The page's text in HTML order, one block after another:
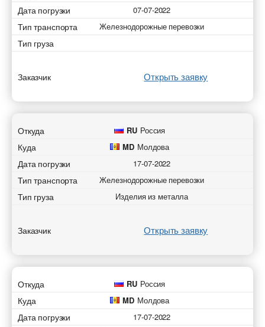
Дата погрузки 07-07-2022
Тип транспорта Железнодорожные перевозки
Тип груза
Заказчик Открыть заявку
Откуда RU Россия
Куда MD Молдова
Дата погрузки 17-07-2022
Тип транспорта Железнодорожные перевозки
Тип груза Изделия из металла
Заказчик Открыть заявку
Откуда RU Россия
Куда MD Молдова
Дата погрузки 17-07-2022